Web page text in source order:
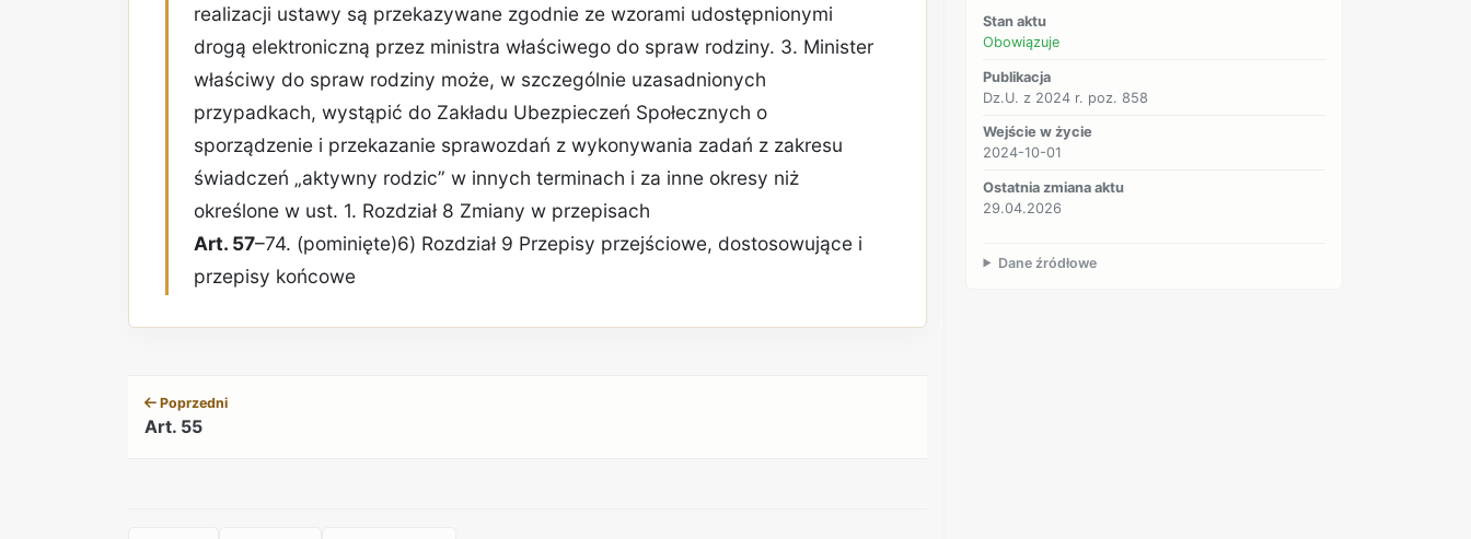
realizacji ustawy są przekazywane zgodnie ze wzorami udostępnionymi
drogą elektroniczną przez ministra właściwego do spraw rodziny. 3. Minister
właściwy do spraw rodziny może, w szczególnie uzasadnionych
przypadkach, wystąpić do Zakładu Ubezpieczeń Społecznych o
sporządzenie i przekazanie sprawozdań z wykonywania zadań z zakresu
świadczeń „aktywny rodzic” w innych terminach i za inne okresy niż
określone w ust. 1. Rozdział 8 Zmiany w przepisach
Art. 57–74. (pominięte)6) Rozdział 9 Przepisy przejściowe, dostosowujące i
przepisy końcowe
Poprzedni
Art. 55
Stan aktu
Obowiązuje
Publikacja
Dz.U. z 2024 r. poz. 858
Wejście w życie
2024-10-01
Ostatnia zmiana aktu
29.04.2026
Dane źródłowe